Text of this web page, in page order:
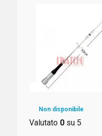
Non disponibile
Valutato 0su 5